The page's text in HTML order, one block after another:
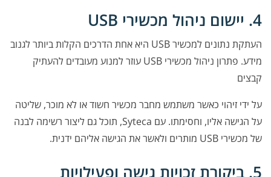
4. יישום ניהול מכשירי USB
העתקת נתונים למכשיר USB היא אחת הדרכים הקלות ביותר לגנוב
מידע. פתרון ניהול מכשירי USB עוזר למנוע מעובדים להעתיק
קבצים
על ידי זיהוי כאשר משתמש מחבר מכשיר חשוד או לא מוכר, שליטה
על הגישה אליו, וחסימתו. עם Syteca, תוכל גם ליצור רשימה לבנה
של מכשירי USB מותרים ולאשר את הגישה אליהם ידנית.
5. ביקורת זכויות גישה ופעילויות